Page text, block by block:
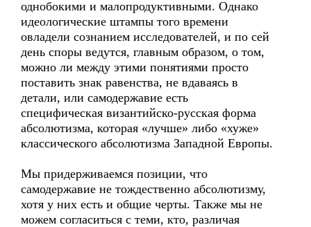
однобокими и малопродуктивными. Однако
идеологические штампы того времени
овладели сознанием исследователей, и по сей
день споры ведутся, главным образом, о том,
можно ли между этими понятиями просто
поставить знак равенства, не вдаваясь в
детали, или самодержавие есть
специфическая византийско-русская форма
абсолютизма, которая «лучше» либо «хуже»
классического абсолютизма Западной Европы.
Мы придерживаемся позиции, что
самодержавие не тождественно абсолютизму,
хотя у них есть и общие черты. Также мы не
можем согласиться с теми, кто, различая